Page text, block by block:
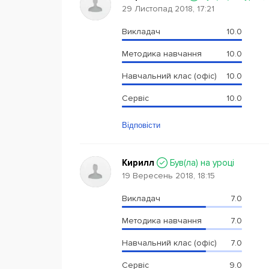
29 Листопад 2018, 17:21
Викладач 10.0
Методика навчання 10.0
Навчальний клас (офіс) 10.0
Сервіс 10.0
Відповісти
Кирилл Був(ла) на уроці
19 Вересень 2018, 18:15
Викладач 7.0
Методика навчання 7.0
Навчальний клас (офіс) 7.0
Сервіс 9.0